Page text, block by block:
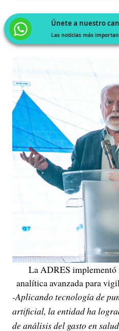
Únete a nuestro
Las noticias más
La ADRES
analítica avanzada para
-Aplicando tecnología de
artificial, la entidad ha
de análisis del gasto en